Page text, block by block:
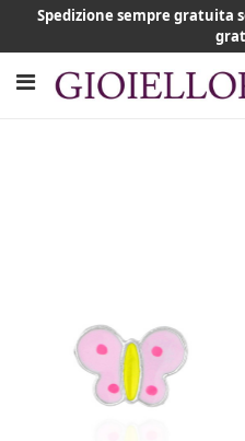
Spedizione sempre gratuita